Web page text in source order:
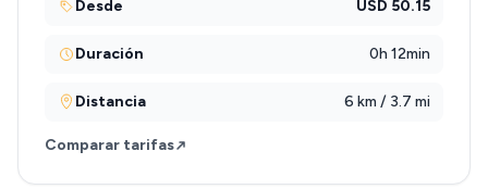
Desde USD 50.15
Duración 0h 12min
Distancia 6 km / 3.7 mi
Comparar tarifas